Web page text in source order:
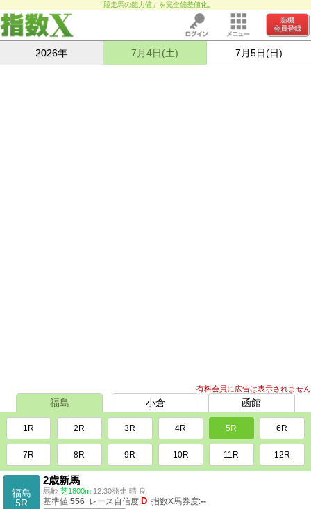
「競走馬の能力値」を完全偏差値化。
新機
会員登録
2026年 7月4日(土) 7月5日(日)
有料会員に広告は表示されません
福島 小倉 函館
1R 2R 3R 4R 5R 6R
7R 8R 9R 10R 11R 12R
福島
5R
2歳新馬
馬齢 芝1800m 12:30発走 晴 良
基準値:556 レース自信度:D 指数X馬券度:--